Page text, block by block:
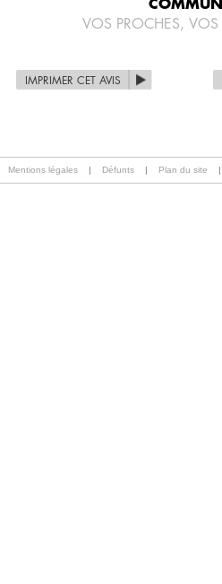
VOS PROCHES,
IMPRIMER CET AVIS
Mentions légales | Défunts | Plan du site |